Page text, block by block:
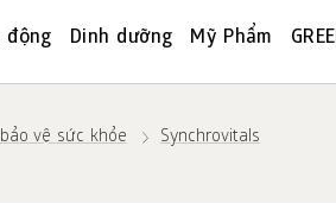
động Dinh dưỡng Mỹ Phẩm
vệ sức khỏe Synchrovitals